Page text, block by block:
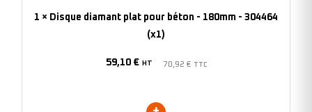
180mm
304464
1 × Disque diamant plat pour béton - 180mm - 304464
(x1)
59,10 € HT 70,92 € TTC